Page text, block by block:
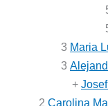
3 Maria
3
+
2 Carolina